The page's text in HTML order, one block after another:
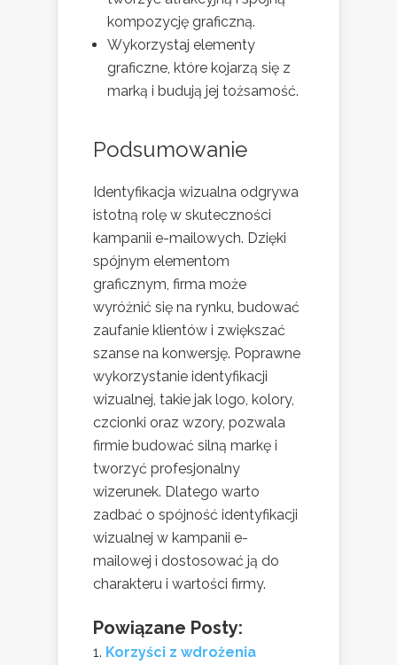
kompozycję graficzną.
Wykorzystaj elementy
graficzne, które kojarzą się z
marką i budują jej tożsamość.
Podsumowanie
Identyfikacja wizualna odgrywa
istotną rolę w skuteczności
kampanii e-mailowych. Dzięki
spójnym elementom
graficznym, firma może
wyróżnić się na rynku, budować
zaufanie klientów i zwiększać
szanse na konwersję. Poprawne
wykorzystanie identyfikacji
wizualnej, takie jak logo, kolory,
czcionki oraz wzory, pozwala
firmie budować silną markę i
tworzyć profesjonalny
wizerunek. Dlatego warto
zadbać o spójność identyfikacji
wizualnej w kampanii e-
mailowej i dostosować ją do
charakteru i wartości firmy.
Powiązane Posty:
Korzyści z wdrożenia